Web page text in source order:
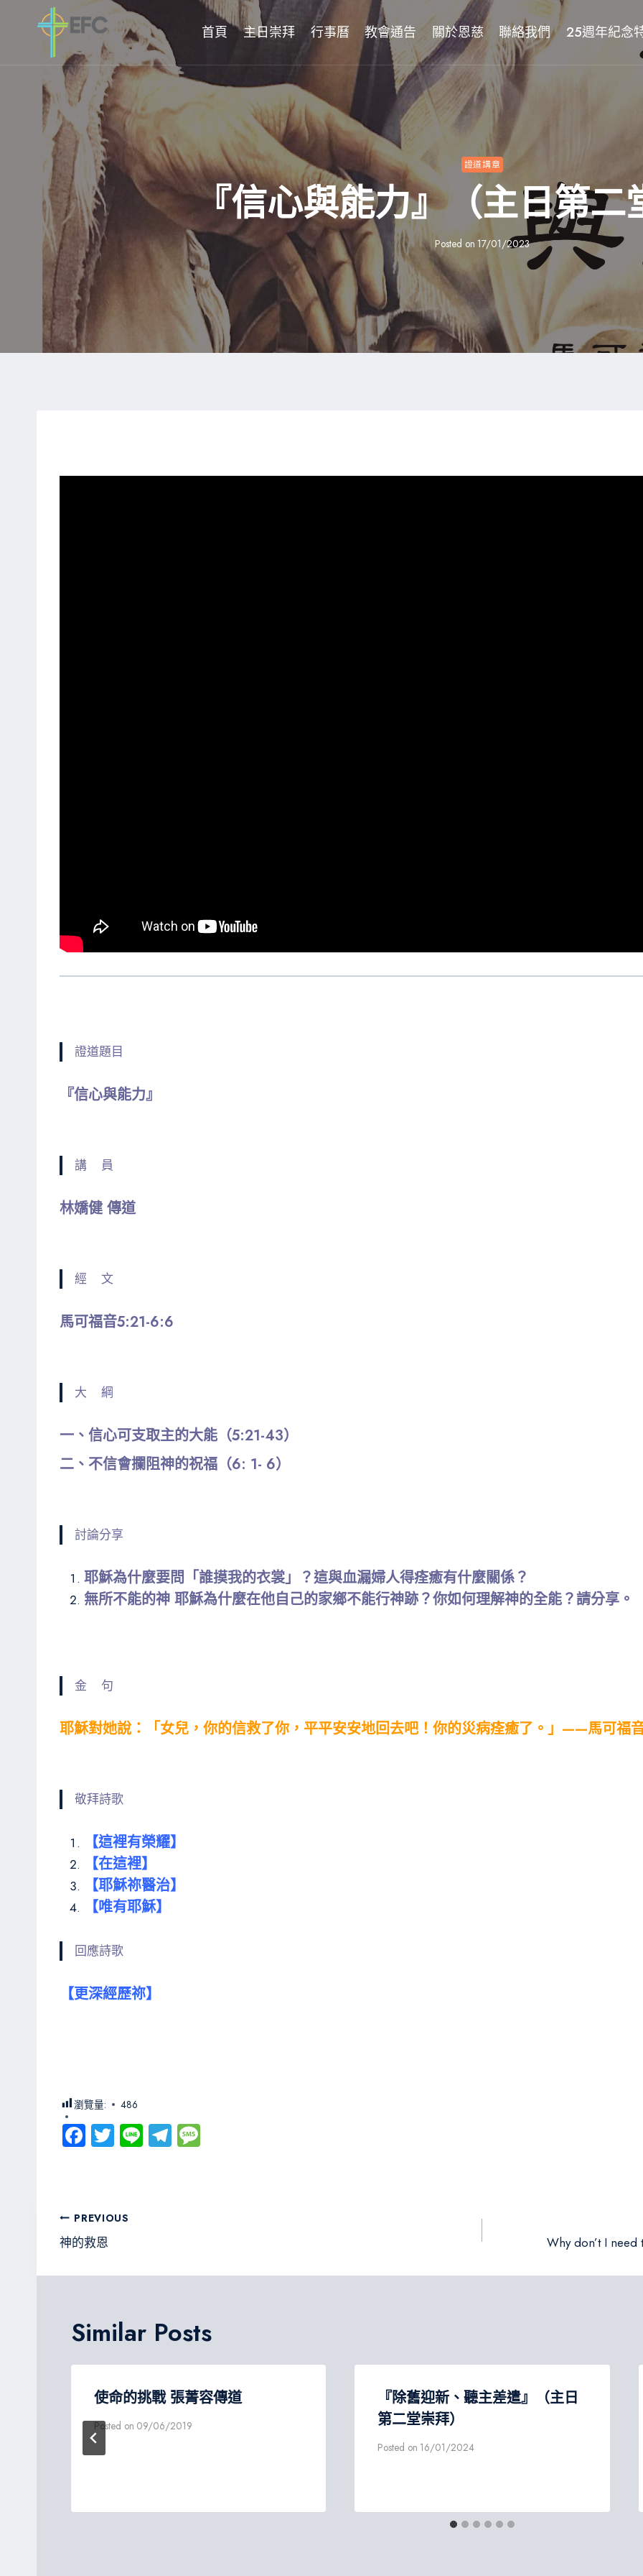
首頁 主日崇拜 行事曆 教會通告 關於恩慈 聯絡我們 25週年紀念
證道講章
『信心與能力』（主日第二
Posted on 17/01/2023
證道題目
『信心與能力』
講 員
林嬌健 傳道
經 文
馬可福音5:21-6:6
大 綱
一、信心可支取主的大能（5:21-43）
二、不信會攔阻神的祝福（6: 1- 6）
討論分享
耶穌為什麼要問「誰摸我的衣裳」？這與血漏婦人得痊癒有什麼關係？
無所不能的神 耶穌為什麼在他自己的家鄉不能行神跡？你如何理解神的全能？請分享。
金 句
耶穌對她說：「女兒，你的信救了你，平平安安地回去吧！你的災病痊癒了。」——馬可福
敬拜詩歌
【這裡有榮耀】
【在這裡】
【耶穌祢醫治】
【唯有耶穌】
回應詩歌
【更深經歷祢】
瀏覽量: 486
Fa
ce
ok
T
wi
Li
ne
Te
le
文
章
導
PREVIOUS
神的救恩 Why don’t I
Similar Posts
使命的挑戰 張菁容傳道
Posted on 09/06/2019
『除舊迎新、聽主差遣』（主日
第二堂崇拜）
Posted on 16/01/2024